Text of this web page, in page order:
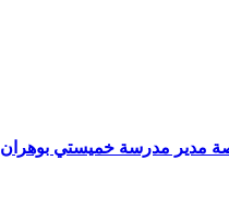
مدير مدرسة خميستي بوهران